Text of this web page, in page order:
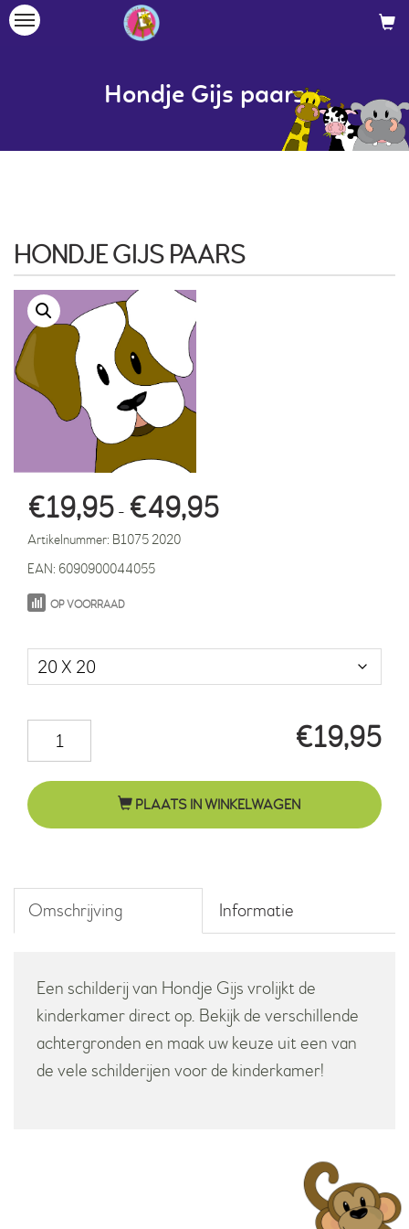
Toggle
Hondje Gijs paars
HONDJE GIJS PAARS
€19,95 - €49,95
Artikelnummer: B1075 2020
EAN: 6090900044055
OP VOORRAAD
€19,95
Gijs
paars
aantal PLAATS IN WINKELWAGEN
Omschrijving Informatie
Een schilderij van Hondje Gijs vrolijkt de
kinderkamer direct op. Bekijk de verschillende
achtergronden en maak uw keuze uit een van
de vele schilderijen voor de kinderkamer!